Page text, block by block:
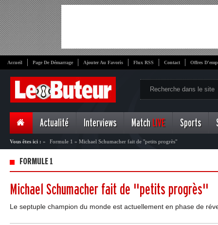
Accueil Page De Démarrage Ajouter Au Favoris Flux RSS Contact Offres
Actualité Interviews Match LIVE Sports
Vous êtes ici : » Formule 1 » Michael Schumacher fait de "petits progrès"
FORMULE 1
Michael Schumacher fait de "petits progrès"
Le septuple champion du monde est actuellement en phase de